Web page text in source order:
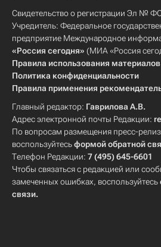
Свидетельство о регистрации Эл №
Учредитель: Федеральное
предприятие Международное
«Россия сегодня» (МИА «Россия
Правила использования материалов
Политика конфиденциальности
Правила применения
Главный редактор: Гаврилова А.В.
Адрес электронной почты Редакции:
По вопросам размещения пресс-
воспользуйтесьформой обратной
Телефон Редакции: 7 (495) 645-6601
Чтобы связаться с редакцией или
замеченных ошибках, воспользуйтесь
связи.